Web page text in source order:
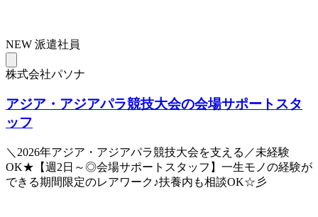
NEW 派遣社員
株式会社パソナ
アジア・アジアパラ競技大会の会場サポートスタ
ッフ
＼2026年アジア・アジアパラ競技大会を支える／未経験
OK★【週2日～◎会場サポートスタッフ】一生モノの経験が
できる期間限定のレアワーク♪扶養内も相談OK☆彡